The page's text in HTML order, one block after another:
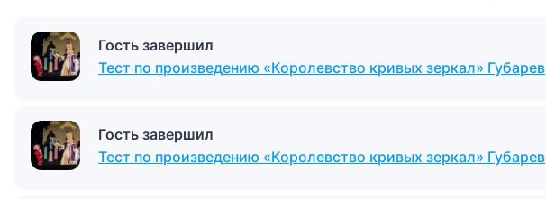
Гость завершил
Тест по произведению «Королевство кривых зеркал» Губарев
Гость завершил
Тест по произведению «Королевство кривых зеркал» Губарев